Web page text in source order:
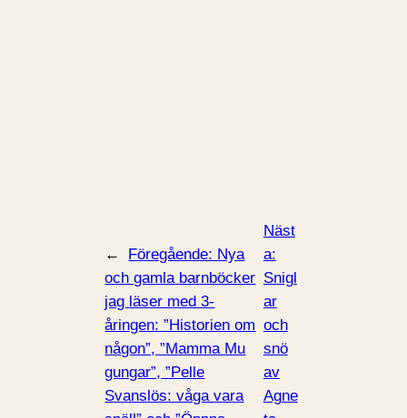
← Föregående: Nya
och gamla barnböcker
jag läser med 3-
åringen: ”Historien om
någon”, ”Mamma Mu
gungar”, ”Pelle
Svanslös: våga vara
Näst
a:
Snigl
ar
och
snö
av
Agne